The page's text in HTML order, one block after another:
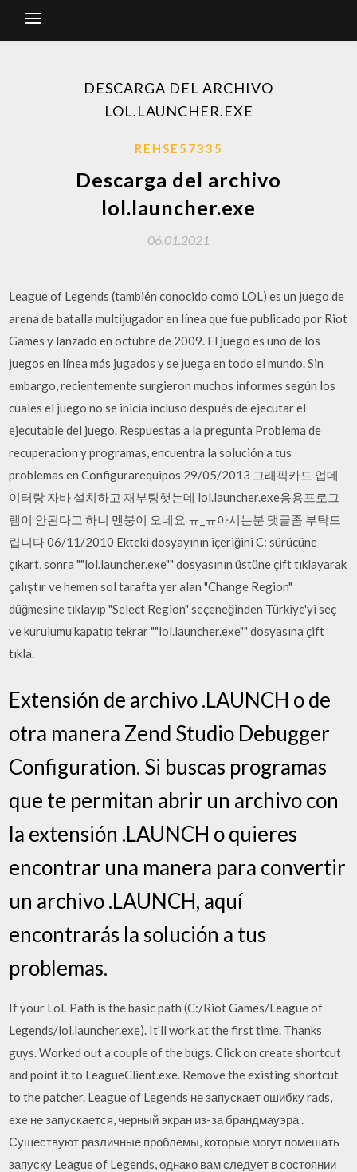
DESCARGA DEL ARCHIVO
LOL.LAUNCHER.EXE
REHSE57335
Descarga del archivo
lol.launcher.exe
06.01.2021
League of Legends (también conocido como LOL) es un juego de
arena de batalla multijugador en línea que fue publicado por Riot
Games y lanzado en octubre de 2009. El juego es uno de los
juegos en línea más jugados y se juega en todo el mundo. Sin
embargo, recientemente surgieron muchos informes según los
cuales el juego no se inicia incluso después de ejecutar el
ejecutable del juego. Respuestas a la pregunta Problema de
recuperacion y programas, encuentra la solución a tus
problemas en Configurarequipos 29/05/2013 그래픽카드 업데
이터랑 자바 설치하고 재부팅햇는데 lol.launcher.exe응용프로그
램이 안된다고 하니 멘붕이 오네요 ㅠ_ㅠ아시는분 댓글좀 부탁드
립니다 06/11/2010 Ekteki dosyayının içeriğini C: sürücüne
çıkart, sonra ""lol.launcher.exe"" dosyasının üstüne çift tıklayarak
çalıştır ve hemen sol tarafta yer alan "Change Region"
düğmesine tıklayıp "Select Region" seçeneğinden Türkiye'yi seç
ve kurulumu kapatıp tekrar ""lol.launcher.exe"" dosyasına çift
tıkla.
Extensión de archivo .LAUNCH o de
otra manera Zend Studio Debugger
Configuration. Si buscas programas
que te permitan abrir un archivo con
la extensión .LAUNCH o quieres
encontrar una manera para convertir
un archivo .LAUNCH, aquí
encontrarás la solución a tus
problemas.
If your LoL Path is the basic path (C:/Riot Games/League of
Legends/lol.launcher.exe). It'll work at the first time. Thanks
guys. Worked out a couple of the bugs. Click on create shortcut
and point it to LeagueClient.exe. Remove the existing shortcut
to the patcher. League of Legends не запускает ошибку rads,
exe не запускается, черный экран из-за брандмауэра .
Существуют различные проблемы, которые могут помешать
запуску League of Legends, однако вам следует в состоянии